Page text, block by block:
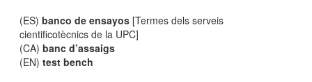
(ES)banco de ensayos [Termes dels serveis
cientificotècnics de la UPC]
(CA)banc d’assaigs
(EN)test bench